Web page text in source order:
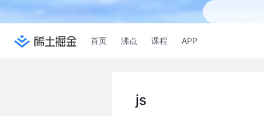
首页 沸点 课程 APP
js